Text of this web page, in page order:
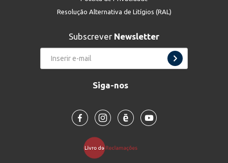
Resolução Alternativa de Litígios (RAL)
Subscrever Newsletter
Siga-nos